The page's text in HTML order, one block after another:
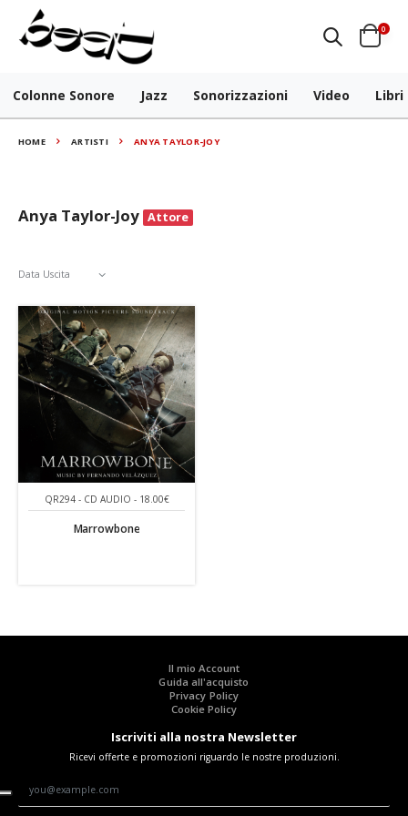
0
Colonne Sonore Jazz Sonorizzazioni Video Libri
HOME ARTISTI ANYA TAYLOR-JOY
Anya Taylor-Joy Attore
QR294 - CD AUDIO - 18.00€
Marrowbone
Il mio Account
Guida all'acquisto
Privacy Policy
Cookie Policy
Iscriviti alla nostra Newsletter
Ricevi offerte e promozioni riguardo le nostre produzioni.